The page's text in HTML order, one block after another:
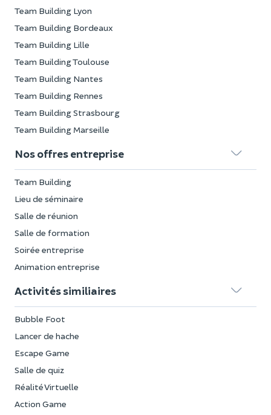
Team Building Lyon
Team Building Bordeaux
Team Building Lille
Team Building Toulouse
Team Building Nantes
Team Building Rennes
Team Building Strasbourg
Team Building Marseille
Nos offres entreprise
Team Building
Lieu de séminaire
Salle de réunion
Salle de formation
Soirée entreprise
Animation entreprise
Activités similiaires
Bubble Foot
Lancer de hache
Escape Game
Salle de quiz
Réalité Virtuelle
Action Game